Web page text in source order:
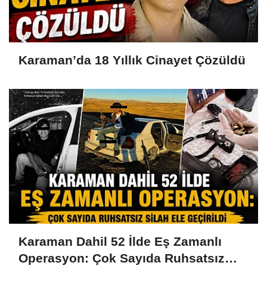
Karaman’da 18 Yıllık Cinayet Çözüldü
Karaman Dahil 52 İlde Eş Zamanlı
Operasyon: Çok Sayıda Ruhsatsız